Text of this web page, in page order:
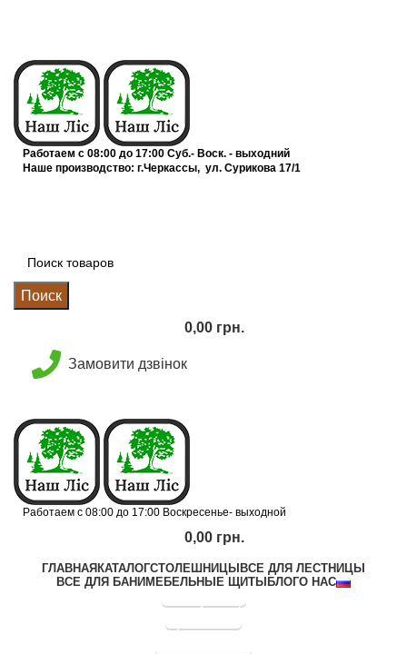
Работаем с 08:00 до 17:00 Суб.- Воск. - выходний
Наше производство: г.Черкассы, ул. Сурикова 17/1
Поиск
0,00 грн.
Замовити дзвінок
Работаем с 08:00 до 17:00 Воскресенье- выходной
0,00 грн.
ГЛАВНАЯ КАТАЛОГСТОЛЕШНИЦЫ ВСЕ ДЛЯ ЛЕСТНИЦЫ
ВСЕ ДЛЯ БАНИ МЕБЕЛЬНЫЕ ЩИТЫ БЛОГО НАС
Калькулятор
Прайс лист
натуральное дерево для